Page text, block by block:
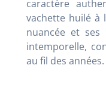
caractère
vachette huilé à
nuancée et
intemporelle,
au fil des années.